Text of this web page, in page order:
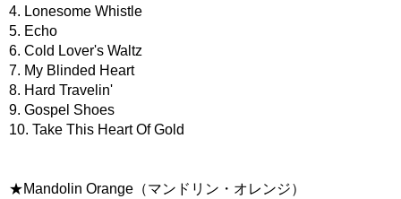
4. Lonesome Whistle
5. Echo
6. Cold Lover's Waltz
7. My Blinded Heart
8. Hard Travelin'
9. Gospel Shoes
10. Take This Heart Of Gold
★Mandolin Orange（マンドリン・オレンジ）